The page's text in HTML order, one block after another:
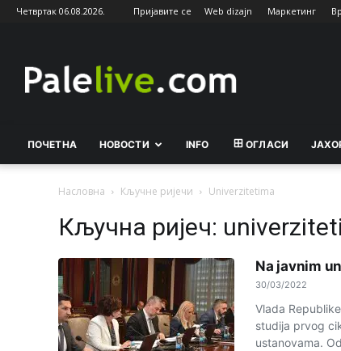
Четвртак 06.08.2026. Пријавите се Web dizajn Маркетинг
ПОЧЕТНА НОВОСТИ INFO ОГЛАСИ
Насловна Кључне ријечи Univerzitetima
Кључна ријеч:
Na javnim
30/03/2022
Vlada
studija prvog
ustanovama.